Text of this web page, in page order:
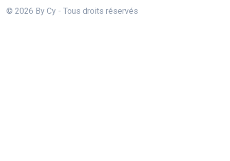
© 2026 By Cy - Tous droits réservés